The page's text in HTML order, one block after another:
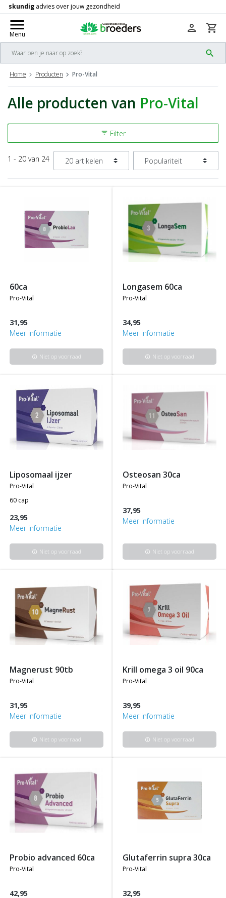
check Gratisverzending vanaf 50,-
menu
Menu
search
person shopping_cart
Home Producten Pro-Vital
Alle producten van Pro-Vital
filter_list Filter
1 - 20 van 24
60ca
pro-vital
31,95
Meer informatie
info Niet op voorraad
longasem 60ca
pro-vital
34,95
Meer informatie
info Niet op voorraad
liposomaal ijzer
pro-vital
60 cap
23,95
Meer informatie
info Niet op voorraad
osteosan 30ca
pro-vital
37,95
Meer informatie
info Niet op voorraad
magnerust 90tb
pro-vital
31,95
Meer informatie
info Niet op voorraad
krill omega 3 oil 90ca
pro-vital
39,95
Meer informatie
info Niet op voorraad
probio advanced 60ca
pro-vital
42,95
glutaferrin supra 30ca
pro-vital
32,95